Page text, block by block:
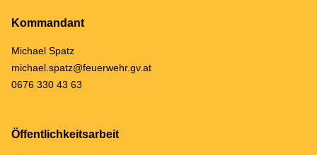
Kommandant
Michael Spatz
michael.spatz@feuerwehr.gv.at
0676 330 43 63
Öffentlichkeitsarbeit